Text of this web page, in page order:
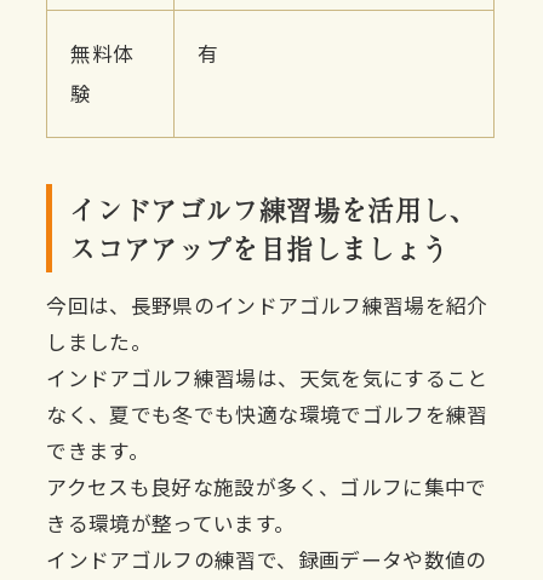
無料体
験
有
インドアゴルフ練習場を活用し、
スコアアップを目指しましょう
今回は、長野県のインドアゴルフ練習場を紹介
しました。
インドアゴルフ練習場は、天気を気にすること
なく、夏でも冬でも快適な環境でゴルフを練習
できます。
アクセスも良好な施設が多く、ゴルフに集中で
きる環境が整っています。
インドアゴルフの練習で、録画データや数値の